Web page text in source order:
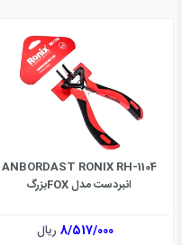
ANBORDAST RONIX RH-1104
انبردست مدل FOXبزرگ
8/517/000ریال